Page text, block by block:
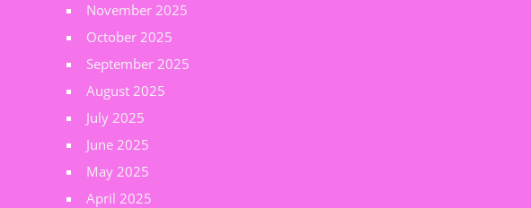
November 2025
October 2025
September 2025
August 2025
July 2025
June 2025
May 2025
April 2025